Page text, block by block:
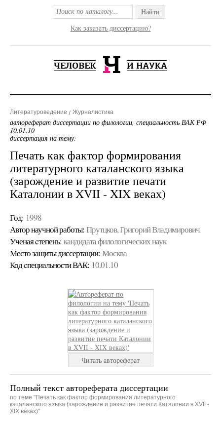
Найти
Как заказать диссертацию?
Литературоведение Журналистика
автореферат диссертации по филологии, специальность ВАК РФ
10.01.10
диссертация на тему:
Печать как фактор формирования
литературного каталанского языка
(зарождение и развитие печати
Каталонии в XVII - XIX веках)
Год: 1998
Автор научной работы: Прутцков, Григорий Владимирович
Ученая cтепень: кандидата филологических наук
Место защиты диссертации: Москва
Код cпециальности ВАК: 10.01.10
Читать автореферат
Полный текст автореферата диссертации
по теме "Печать как фактор формирования литературного
каталанского языка (зарождение и развитие печати Каталонии в XVII -
XIX веках)"